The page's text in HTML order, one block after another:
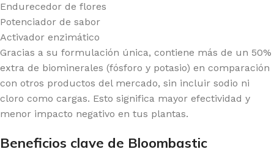
Endurecedor de flores
Potenciador de sabor
Activador enzimático
Gracias a su formulación única, contiene más de un 50%
extra de biominerales (fósforo y potasio) en comparación
con otros productos del mercado, sin incluir sodio ni
cloro como cargas. Esto significa mayor efectividad y
menor impacto negativo en tus plantas.
Beneficios clave de Bloombastic